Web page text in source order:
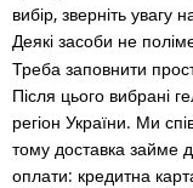
вибір, зверніть увагу
Деякі засоби не
Треба заповнити
Після цього вибрані
регіон України. Ми
тому доставка займе
оплати: кредитна